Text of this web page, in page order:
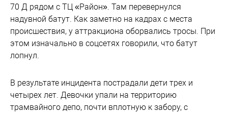
70 Д рядом с ТЦ «Район». Там перевернулся
надувной батут. Как заметно на кадрах с места
происшествия, у аттракциона оборвались тросы. При
этом изначально в соцсетях говорили, что батут
лопнул.
В результате инцидента пострадали дети трех и
четырех лет. Девочки упали на территорию
трамвайного депо, почти вплотную к забору, с